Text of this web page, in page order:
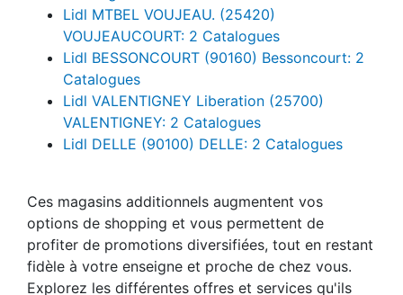
Catalogues
Lidl MTBEL VOUJEAU. (25420)
VOUJEAUCOURT: 2 Catalogues
Lidl BESSONCOURT (90160) Bessoncourt: 2
Catalogues
Lidl VALENTIGNEY Liberation (25700)
VALENTIGNEY: 2 Catalogues
Ces magasins additionnels augmentent vos
options de shopping et vous permettent de
profiter de promotions diversifiées, tout en restant
fidèle à votre enseigne et proche de chez vous.